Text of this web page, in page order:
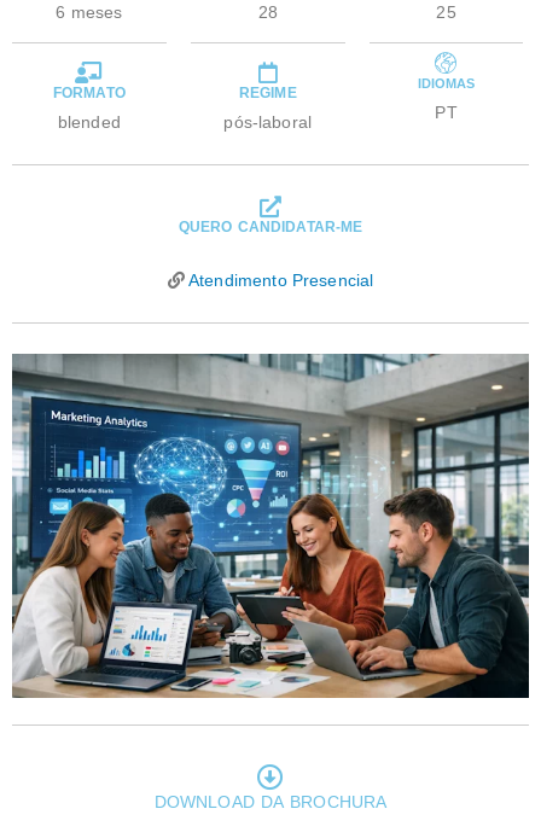
6 meses 28 25
FORMATO
blended
REGIME
pós-laboral
IDIOMAS
PT
QUERO CANDIDATAR-ME
Atendimento Presencial
DOWNLOAD DA BROCHURA